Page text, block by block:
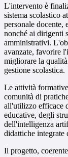
L'intervento è
sistema scolastico
personale docente,
nonché ai dirigenti
amministrativi.
avanzate, favorire
migliorare la
gestione scolastica.
Le attività
comunità di
all'utilizzo efficace
educative, degli
dell'intelligenza
didattiche integrate
Il progetto,